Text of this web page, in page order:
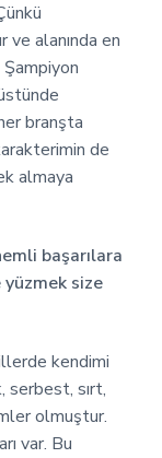
ve alanında en
branşta
de
almaya
başarılara
size
kendimi
sırt,
olmuştur.
var. Bu